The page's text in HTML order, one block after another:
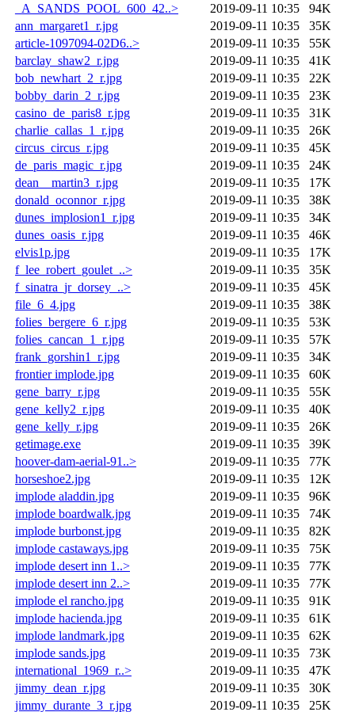
_A_SANDS_POOL_600_42..>
2019-09-11 10:35
94K
ann_margaret1_r.jpg
2019-09-11 10:35
35K
article-1097094-02D6..>
2019-09-11 10:35
55K
barclay_shaw2_r.jpg
2019-09-11 10:35
41K
bob_newhart_2_r.jpg
2019-09-11 10:35
22K
bobby_darin_2_r.jpg
2019-09-11 10:35
23K
casino_de_paris8_r.jpg
2019-09-11 10:35
31K
charlie_callas_1_r.jpg
2019-09-11 10:35
26K
circus_circus_r.jpg
2019-09-11 10:35
45K
de_paris_magic_r.jpg
2019-09-11 10:35
24K
dean__martin3_r.jpg
2019-09-11 10:35
17K
donald_oconnor_r.jpg
2019-09-11 10:35
38K
dunes_implosion1_r.jpg
2019-09-11 10:35
34K
dunes_oasis_r.jpg
2019-09-11 10:35
46K
elvis1p.jpg
2019-09-11 10:35
17K
f_lee_robert_goulet_..>
2019-09-11 10:35
35K
f_sinatra_jr_dorsey_..>
2019-09-11 10:35
45K
file_6_4.jpg
2019-09-11 10:35
38K
folies_bergere_6_r.jpg
2019-09-11 10:35
53K
folies_cancan_1_r.jpg
2019-09-11 10:35
57K
frank_gorshin1_r.jpg
2019-09-11 10:35
34K
frontier implode.jpg
2019-09-11 10:35
60K
gene_barry_r.jpg
2019-09-11 10:35
55K
gene_kelly2_r.jpg
2019-09-11 10:35
40K
gene_kelly_r.jpg
2019-09-11 10:35
26K
getimage.exe
2019-09-11 10:35
39K
hoover-dam-aerial-91..>
2019-09-11 10:35
77K
horseshoe2.jpg
2019-09-11 10:35
12K
implode aladdin.jpg
2019-09-11 10:35
96K
implode boardwalk.jpg
2019-09-11 10:35
74K
implode burbonst.jpg
2019-09-11 10:35
82K
implode castaways.jpg
2019-09-11 10:35
75K
implode desert inn 1..>
2019-09-11 10:35
77K
implode desert inn 2..>
2019-09-11 10:35
77K
implode el rancho.jpg
2019-09-11 10:35
91K
implode hacienda.jpg
2019-09-11 10:35
61K
implode landmark.jpg
2019-09-11 10:35
62K
implode sands.jpg
2019-09-11 10:35
73K
international_1969_r..>
2019-09-11 10:35
47K
jimmy_dean_r.jpg
2019-09-11 10:35
30K
jimmy_durante_3_r.jpg
2019-09-11 10:35 25K